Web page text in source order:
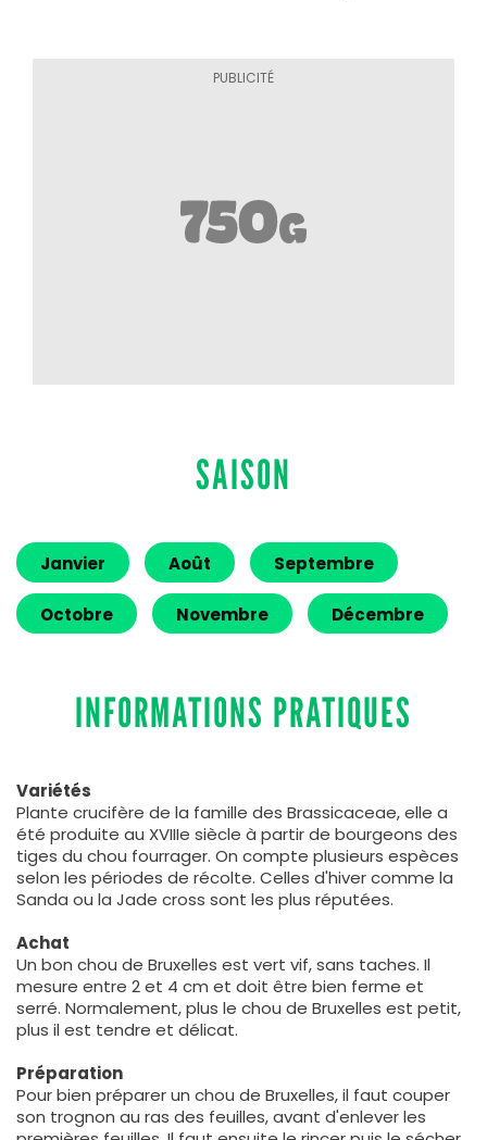
SAISON
Janvier Août Septembre
Octobre Novembre Décembre
INFORMATIONS PRATIQUES
Variétés
Plante crucifère de la famille des Brassicaceae, elle a
été produite au XVIIIe siècle à partir de bourgeons des
tiges du chou fourrager. On compte plusieurs espèces
selon les périodes de récolte. Celles d'hiver comme la
Sanda ou la Jade cross sont les plus réputées.
Achat
Un bon chou de Bruxelles est vert vif, sans taches. Il
mesure entre 2 et 4 cm et doit être bien ferme et
serré. Normalement, plus le chou de Bruxelles est petit,
plus il est tendre et délicat.
Préparation
Pour bien préparer un chou de Bruxelles, il faut couper
son trognon au ras des feuilles, avant d'enlever les